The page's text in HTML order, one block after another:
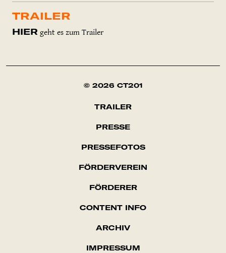
TRAILER
HIER geht es zum Trailer
© 2026 CT201
TRAILER
PRESSE
PRESSEFOTOS
FÖRDERVEREIN
FÖRDERER
CONTENT INFO
ARCHIV
IMPRES­SUM